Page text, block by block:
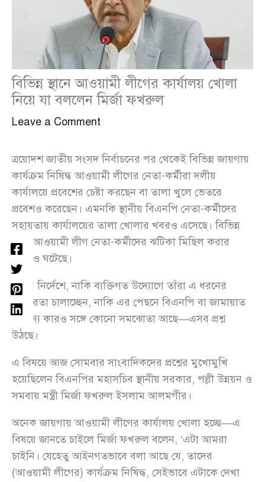
বিভিন্ন স্থানে আওয়ামী লীগের কার্যালয় খোলা
নিয়ে যা বললেন মির্জা ফখরুল
Leave a Comment
ত্রয়োদশ জাতীয় সংসদ নির্বাচনের পর থেকেই বিভিন্ন জায়গায়
কার্যক্রম নিষিদ্ধ আওয়ামী লীগের নেতা-কর্মীরা দলীয়
কার্যালয়ে প্রবেশের চেষ্টা করছেন বা তালা খুলে ভেতরে
প্রবেশও করেছেন। এমনকি স্থানীয় বিএনপি নেতা-কর্মীদের
সহায়তায় কার্যালয়ের তালা খোলার খবরও এসেছে। বিভিন্ন
স্থানে আওয়ামী লীগ নেতা-কর্মীদের ঝটিকা মিছিল করার
ঘটনাও ঘটেছে।
দলের নির্দেশে, নাকি ব্যক্তিগত উদ্যোগে তাঁরা এ ধরনের
তৎপরতা চালাচ্ছেন, নাকি এর পেছনে বিএনপি বা জামায়াত
বা অন্য কারও সঙ্গে কোনো সমঝোতা আছে—এসব প্রশ্ন
উঠছে।
এ বিষয়ে আজ সোমবার সাংবাদিকদের প্রশ্নের মুখোমুখি
হয়েছিলেন বিএনপির মহাসচিব স্থানীয় সরকার, পল্লী উন্নয়ন ও
সমবায় মন্ত্রী মির্জা ফখরুল ইসলাম আলমগীর।
অনেক জায়গায় আওয়ামী লীগের কার্যালয় খোলা হচ্ছে—এ
বিষয়ে জানতে চাইলে মির্জা ফখরুল বলেন, ‘এটা আমরা
চাইনি। যেহেতু আইনগতভাবে বলা আছে যে, তাদের
(আওয়ামী লীগের) কার্যক্রম নিষিদ্ধ, সেইভাবে এটাকে দেখা